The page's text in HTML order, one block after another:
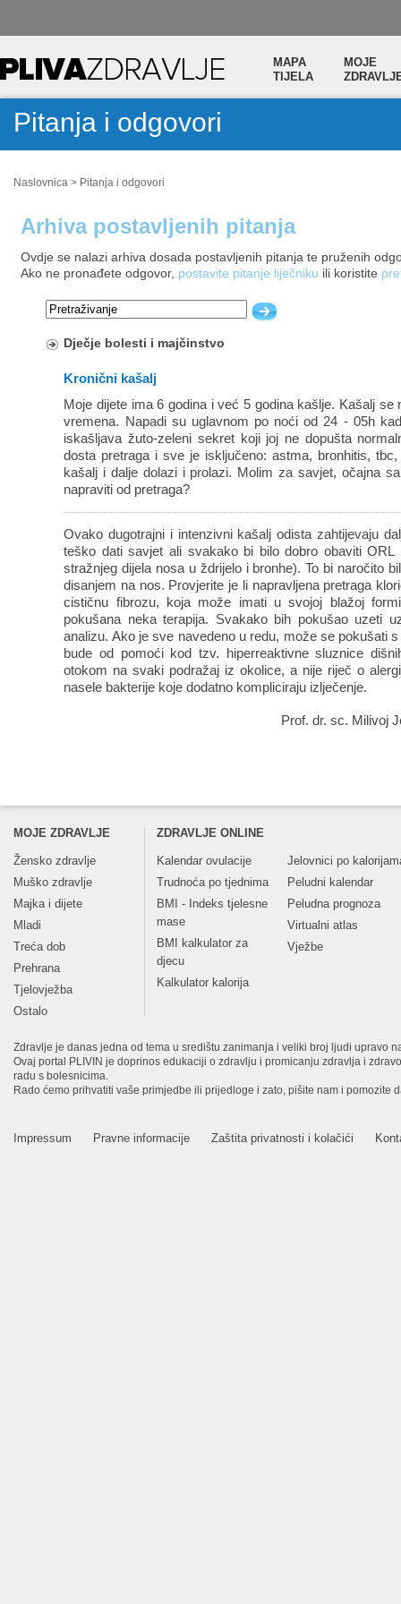
MAPA
TIJELA
MOJE
Pitanja i odgovori
Naslovnica > Pitanja i odgovori
Arhiva postavljenih pitanja
Ovdje se nalazi arhiva dosada postavljenih pitanja te pruženih
Ako ne pronađete odgovor, postavite pitanje liječniku ili koristite
Dječje bolesti i majčinstvo
Kronični kašalj
Moje dijete ima 6 godina i već 5 godina kašlje. Kašalj
vremena. Napadi su uglavnom po noći od 24 - 05h
iskašljava žuto-zeleni sekret koji joj ne dopušta
dosta pretraga i sve je isključeno: astma, bronhitis,
kašalj i dalje dolazi i prolazi. Molim za savjet, očajna
napraviti od pretraga?
Ovako dugotrajni i intenzivni kašalj odista zahtijevaju
teško dati savjet ali svakako bi bilo dobro obaviti
stražnjeg dijela nosa u ždrijelo i bronhe). To bi naročito
disanjem na nos. Provjerite je li napravljena pretraga
cističnu fibrozu, koja može imati u svojoj blažoj
pokušana neka terapija. Svakako bih pokušao uzeti
analizu. Ako je sve navedeno u redu, može se pokušati
bude od pomoći kod tzv. hiperreaktivne sluznice
otokom na svaki podražaj iz okolice, a nije riječ o
nasele bakterije koje dodatno kompliciraju izlječenje.
Prof. dr. sc. Milivoj
MOJE ZDRAVLJE
Žensko zdravlje
Muško zdravlje
Majka i dijete
Mladi
Treća dob
Prehrana
Tjelovježba
Ostalo
ZDRAVLJE ONLINE
Kalendar ovulacije
Trudnoća po tjednima
BMI - Indeks tjelesne
mase
BMI kalkulator za
djecu
Kalkulator kalorija
Jelovnici po
Peludni kalendar
Peludna prognoza
Virtualni atlas
Vježbe
Zdravlje je danas jedna od tema u središtu zanimanja i veliki broj ljudi upravo
Ovaj portal PLIVIN je doprinos edukaciji o zdravlju i promicanju zdravlja i
radu s bolesnicima.
Rado ćemo prihvatiti vaše primjedbe ili prijedloge i zato, pišite nam i pomozite
Impressum Pravne informacije Zaštita privatnosti i kolačići